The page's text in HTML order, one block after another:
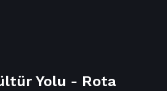
Yolu - Rota